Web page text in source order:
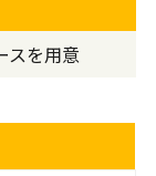
スを用意